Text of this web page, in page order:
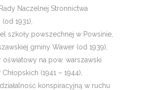
Naczelnej Stronnictwa
1931),
szkoły powszechnej w Powsinie,
gminy Wawer (od 1939),
oświatowy na pow. warszawski
(1941 – 1944),
konspiracyjną w ruchu